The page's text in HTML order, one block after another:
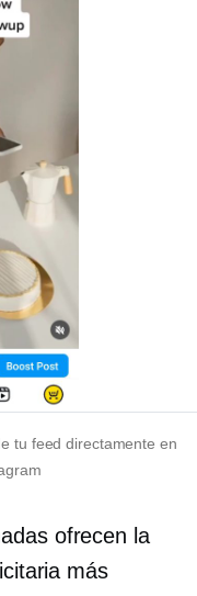
tu feed directamente en
ofrecen la
más